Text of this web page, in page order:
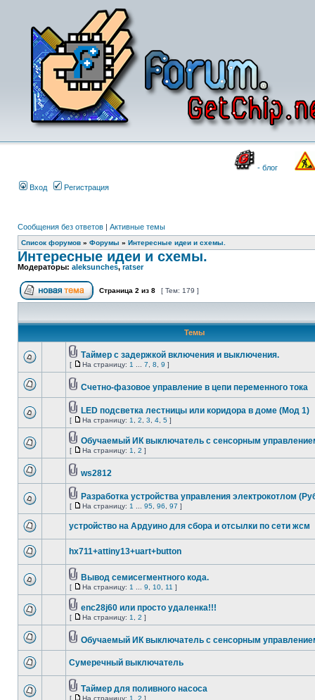
- блог
Вход Регистрация
Сообщения без ответов | Активные темы
Список форумов » Форумы » Интересные идеи и схемы.
Интересные идеи и схемы.
Модераторы: aleksunches, ratser
Страница 2 из 8 [ Тем: 179 ]
Темы
Таймер с задержкой включения и выключения.
[ На страницу: 1 7 8 9 ]
Счетно-фазовое управление в цепи переменного тока
LED подсветка лестницы или коридора в доме (Мод 1)
[ На страницу: 1 2 3 4 5 ]
Обучаемый ИК выключатель с сенсорным
[ На страницу: 1 2 ]
ws2812
Разработка устройства управления электрокотлом
[ На страницу: 1 95 96 97 ]
устройство на Ардуино для сбора и отсылки по сети жсм
hx711+attiny13+uart+button
Вывод семисегментного кода.
[ На страницу: 1 9 10 11 ]
enc28j60 или просто удаленка!!!
[ На страницу: 1 2 ]
Обучаемый ИК выключатель с сенсорным
Сумеречный выключатель
Таймер для поливного насоса
[ На страницу: 1 2 ]